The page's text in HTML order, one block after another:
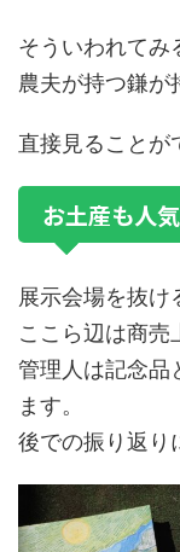
そういわれてみ
農夫が持つ鎌が
直接見ることが
お土産も人気
展示会場を抜け
ここら辺は商売
管理人は記念品
ます。
後での振り返り